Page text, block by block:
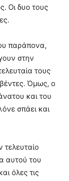
Οι δυο τους
παράπονα,
στην
τους
Όμως, ο
και του
σπάει και
τελευταίο
αυτού του
όλες τις